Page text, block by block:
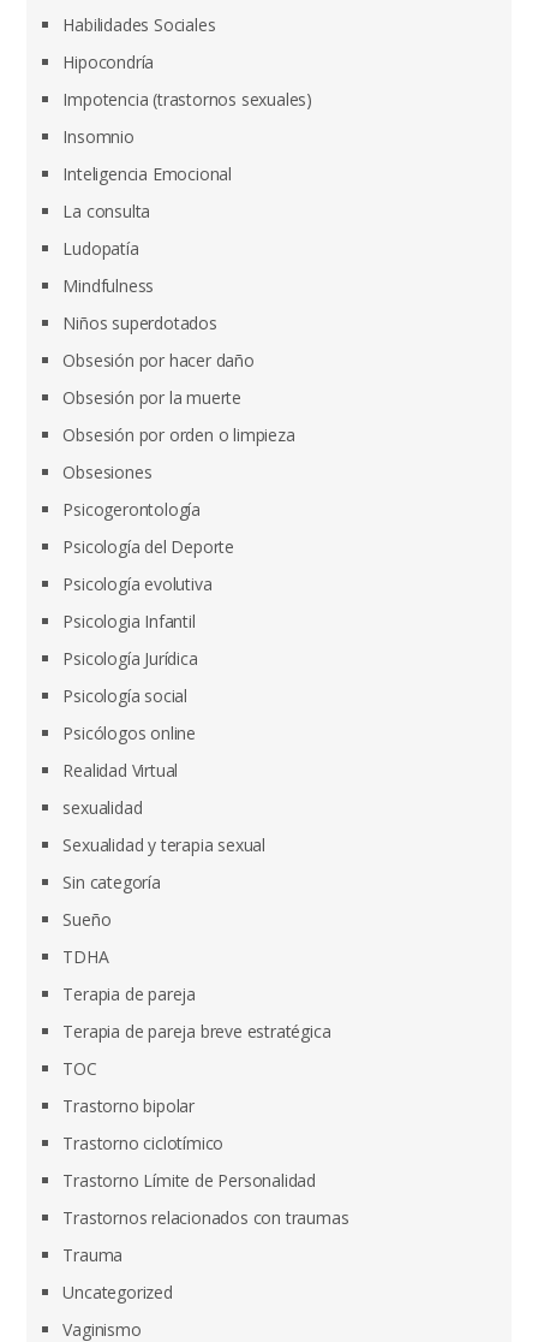
Habilidades Sociales
Hipocondría
Impotencia (trastornos sexuales)
Insomnio
Inteligencia Emocional
La consulta
Ludopatía
Mindfulness
Niños superdotados
Obsesión por hacer daño
Obsesión por la muerte
Obsesión por orden o limpieza
Obsesiones
Psicogerontología
Psicología del Deporte
Psicología evolutiva
Psicologia Infantil
Psicología Jurídica
Psicología social
Psicólogos online
Realidad Virtual
sexualidad
Sexualidad y terapia sexual
Sin categoría
Sueño
TDHA
Terapia de pareja
Terapia de pareja breve estratégica
TOC
Trastorno bipolar
Trastorno ciclotímico
Trastorno Límite de Personalidad
Trastornos relacionados con traumas
Trauma
Uncategorized
Vaginismo